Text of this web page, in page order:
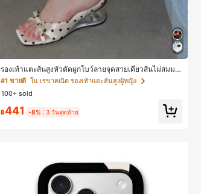
รองเท้าแตะส้นสูงหัวตัดผูกโบว์ลายจุดสายเดี่ยวส้นไม่สมมา
ตรสำหรับผู้หญิง, รองเท้าแตะส้นสูงหนังเทียมสีขาวหรูหรา
สำหรับฤดูร้อน
#1 ขายดี ใน เรขาคณิต รองเท้าแตะส้นสูงผู้หญิง
100+ sold
฿441 -8% 3 วันสุดท้าย